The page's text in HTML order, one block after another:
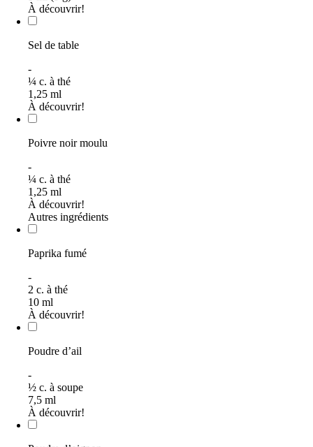
À découvrir!
Sel de table
-
¼ c. à thé
1,25 ml
À découvrir!
Poivre noir moulu
-
¼ c. à thé
1,25 ml
À découvrir!
Autres ingrédients
Paprika fumé
-
2 c. à thé
10 ml
À découvrir!
Poudre d’ail
-
½ c. à soupe
7,5 ml
À découvrir!